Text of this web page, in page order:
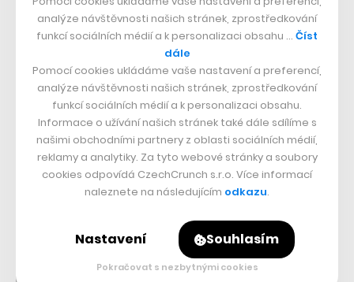
SLEDUJTE NÁS
73k
analýze návštěvnosti našich stránek, zprostředkování
funkcí sociálních médií a k personalizaci obsahu … Číst
dále
Pomocí cookies ukládáme vaše nastavení a preferencí,
analýze návštěvnosti našich stránek, zprostředkování
funkcí sociálních médií a k personalizaci obsahu.
Informace o užívání našich stránek také dále sdílíme s
našimi obchodními partnery z oblasti sociálních médií,
reklamy a analytiky. Za tyto webové stránky a soubory
cookies odpovídá CzechCrunch s.r.o. Více informací
naleznete na následujícím odkazu.
Nastavení Souhlasím
Pokračovat s nezbytnými cookies